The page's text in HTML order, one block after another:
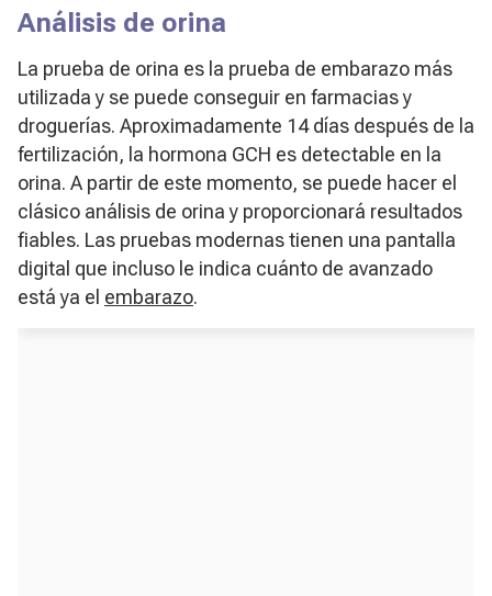
Análisis de orina
La prueba de orina es la prueba de embarazo más
utilizada y se puede conseguir en farmacias y
droguerías. Aproximadamente 14 días después de la
fertilización, la hormona GCH es detectable en la
orina. A partir de este momento, se puede hacer el
clásico análisis de orina y proporcionará resultados
fiables. Las pruebas modernas tienen una pantalla
digital que incluso le indica cuánto de avanzado
está ya el embarazo.